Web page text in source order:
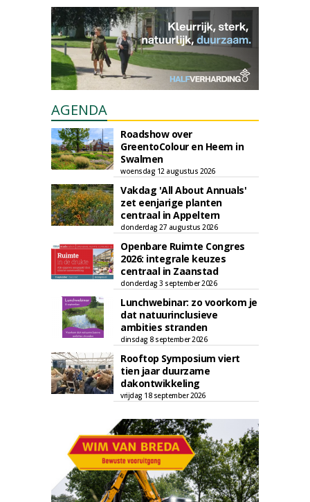
AGENDA
Roadshow over
GreentoColour en Heem in
Swalmen
woensdag 12 augustus 2026
Vakdag 'All About Annuals'
zet eenjarige planten
centraal in Appeltern
donderdag 27 augustus 2026
Openbare Ruimte Congres
2026: integrale keuzes
centraal in Zaanstad
donderdag 3 september 2026
Lunchwebinar: zo voorkom je
dat natuurinclusieve
ambities stranden
dinsdag 8 september 2026
Rooftop Symposium viert
tien jaar duurzame
dakontwikkeling
vrijdag 18 september 2026